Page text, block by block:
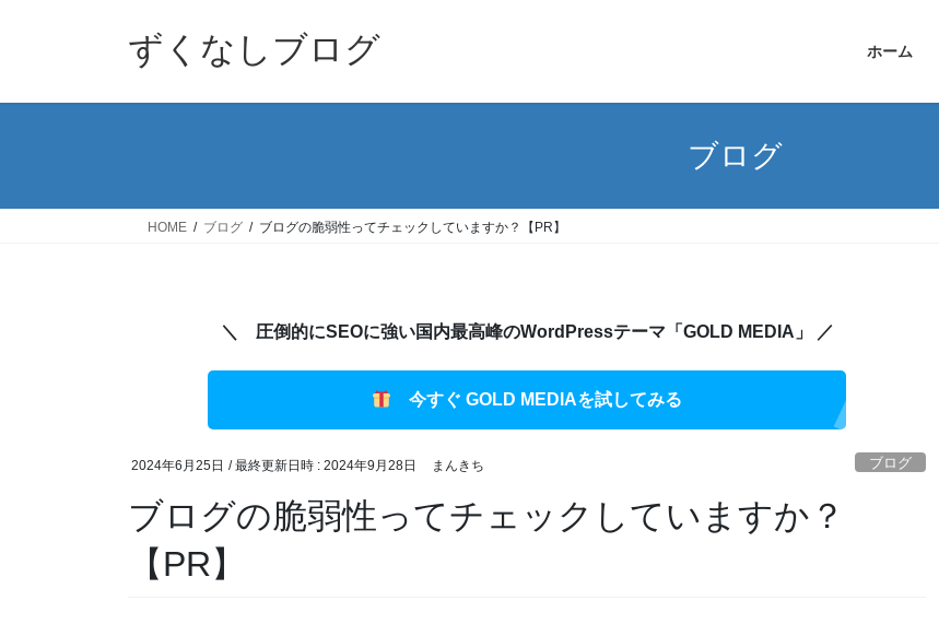
ずくなしブログ ホーム
ブログ
HOME ブログ ブログの脆弱性ってチェックしていますか？【PR】
＼ 圧倒的にSEOに強い国内最高峰のWordPressテーマ「GOLD MEDIA」 ／
今すぐ GOLD MEDIAを試してみる
2024年6月25日 / 最終更新日時 : 2024年9月28日 まんきち ブログ
ブログの脆弱性ってチェックしていますか？
【PR】